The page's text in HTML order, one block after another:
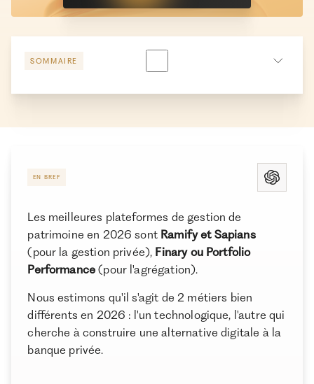
SOMMAIRE
Nos critères pour sélectionner les meilleures
Les meilleures plateformes de gestion de patrimoine
Conclusion
À propos de Ramify
Ramify est l’alternative digitale à la banque privée.
Pour une clientèle exigeante, nous combinons
expertise patrimoniale, technologie et sélection
EN BREF
Les meilleures plateformes de gestion de
patrimoine en 2026 sont Ramify et Sapians
(pour la gestion privée), Finary ou Portfolio
Performance (pour l'agrégation).
Nous estimons qu'il s'agit de 2 métiers bien
différents en 2026 : l'un technologique, l'autre qui
cherche à construire une alternative digitale à la
banque privée.